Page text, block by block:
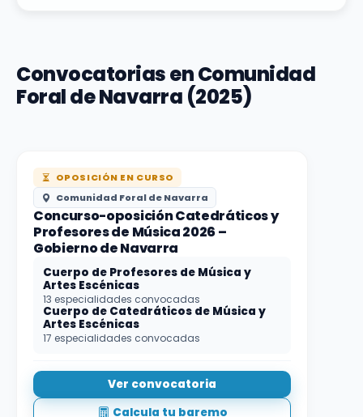
Convocatorias en Comunidad
Foral de Navarra (2025)
OPOSICIÓN EN CURSO
Comunidad Foral de Navarra
Concurso-oposición Catedráticos y
Profesores de Música 2026 –
Gobierno de Navarra
Cuerpo de Profesores de Música y
Artes Escénicas
13 especialidades convocadas
Cuerpo de Catedráticos de Música y
Artes Escénicas
17 especialidades convocadas
Ver convocatoria
Calcula tu baremo